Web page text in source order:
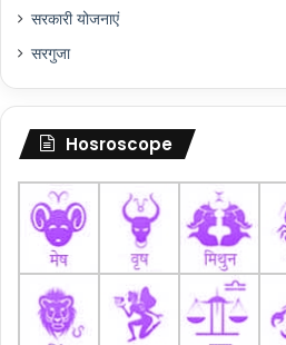
सरकारी योजनाएं
सरगुजा
Hosroscope